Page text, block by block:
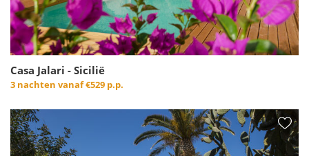
Casa Jalari - Sicilië
3 nachten vanaf€529 p.p.